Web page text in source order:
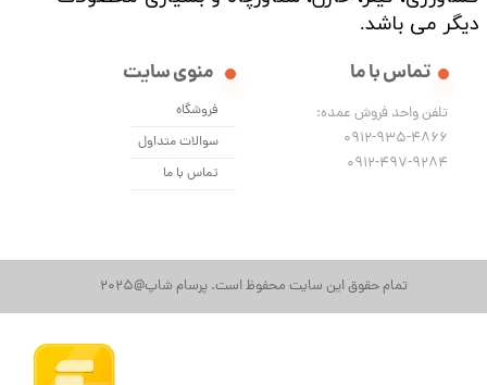
تمام حقوق این سایت محفوظ است. پرسام شاپ@2025
دیگر می باشد. ​​​​​​​
منوی سایت
فروشگاه
سوالات متداول
تماس با ما
تماس با ما
تلفن واحد فروش عمده:
0912-935-4866
​​​​​​​0912-497-9284